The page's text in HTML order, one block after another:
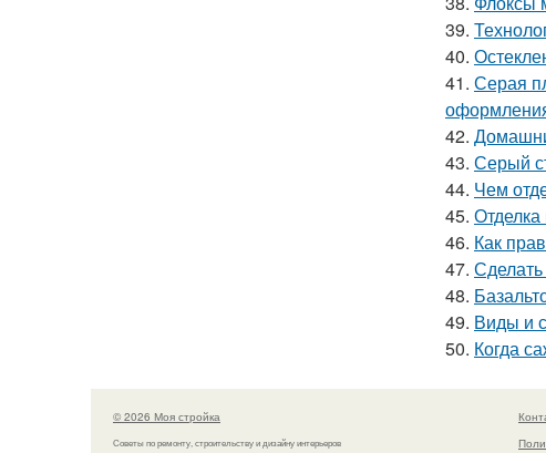
39.
40.
41. Серая
42.
43. Серый
44. Чем
45.
46. Как
47.
48.
49. Виды и
50. Когда
© 2026 Моя стройка
Советы по ремонту, строительству и дизайну интерьеров